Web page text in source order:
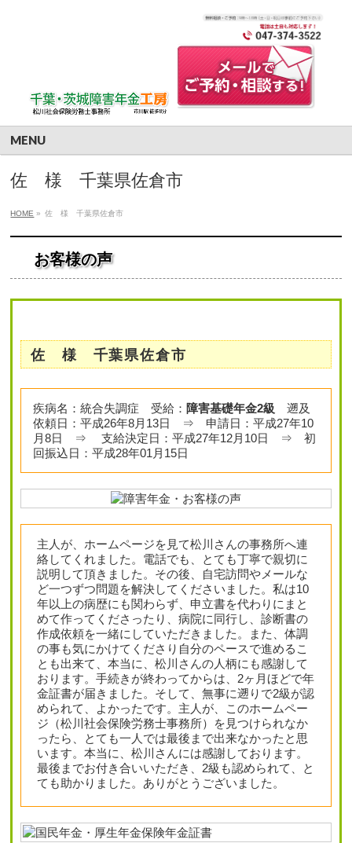
MENU
佐 様 千葉県佐倉市
HOME » 佐 様 千葉県佐倉市
お客様の声
佐 様 千葉県佐倉市
疾病名：統合失調症 受給： 障害基礎年金2級 遡及
依頼日：平成26年8月13日 ⇒ 申請日：平成27年10
月8日 ⇒ 支給決定日：平成27年12月10日 ⇒ 初
回振込日：平成28年01月15日
主人が、ホームページを見て松川さんの事務所へ連
絡してくれました。電話でも、とても丁寧で親切に
説明して頂きました。その後、自宅訪問やメールな
ど一つずつ問題を解決してくださいました。私は10
年以上の病歴にも関わらず、申立書を代わりにまと
めて作ってくださったり、病院に同行し、診断書の
作成依頼を一緒にしていただきました。また、体調
の事も気にかけてくださり自分のペースで進めるこ
とも出来て、本当に、松川さんの人柄にも感謝して
おります。手続きが終わってからは、2ヶ月ほどで年
金証書が届きました。そして、無事に遡りで2級が認
められて、よかったです。主人が、このホームペー
ジ（松川社会保険労務士事務所）を見つけられなか
ったら、とても一人では最後まで出来なかったと思
います。本当に、松川さんには感謝しております。
最後までお付き合いいただき、2級も認められて、と
ても助かりました。ありがとうございました。